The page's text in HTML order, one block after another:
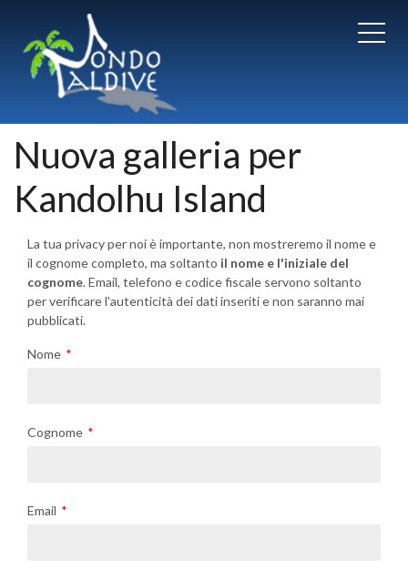
Nuova galleria per
Kandolhu Island
La tua privacy per noi è importante, non mostreremo il nome e
il cognome completo, ma soltanto il nome e l'iniziale del
cognome. Email, telefono e codice fiscale servono soltanto
per verificare l'autenticità dei dati inseriti e non saranno mai
pubblicati.
Nome
Cognome
Email